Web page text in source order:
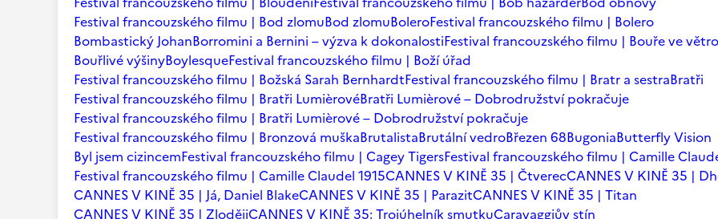
Festival francouzského filmu | Bod zlomuBod zlomuBoleroFestival francouzského filmu | Bolero
Bombastický JohanBorromini a Bernini – výzva k dokonalostiFestival francouzského filmu | Bouře ve
Bouřlivé výšinyBoylesqueFestival francouzského filmu | Boží úřad
Festival francouzského filmu | Božská Sarah BernhardtFestival francouzského filmu | Bratr a sestraBratři
Festival francouzského filmu | Bratři LumièrovéBratři Lumièrové – Dobrodružství pokračuje
Festival francouzského filmu | Bratři Lumièrové – Dobrodružství pokračuje
Festival francouzského filmu | Bronzová muškaBrutalistaBrutální vedroBřezen 68BugoniaButterfly Vision
Byl jsem cizincemFestival francouzského filmu | Cagey TigersFestival francouzského filmu | Camille
Festival francouzského filmu | Camille Claudel 1915CANNES V KINĚ 35 | ČtverecCANNES V KINĚ 35 |
CANNES V KINĚ 35 | Já, Daniel BlakeCANNES V KINĚ 35 | ParazitCANNES V KINĚ 35 | Titan
CANNES V KINĚ 35 | ZlodějiCANNES V KINĚ 35: Trojúhelník smutkuCaravaggiův stín